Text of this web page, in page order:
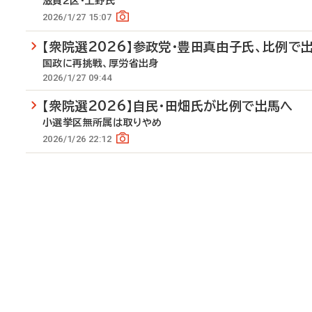
2026/1/27 15:07
【衆院選2026】参政党・豊田真由子氏、比例で
国政に再挑戦、厚労省出身
2026/1/27 09:44
【衆院選2026】自民・田畑氏が比例で出馬へ
小選挙区無所属は取りやめ
2026/1/26 22:12